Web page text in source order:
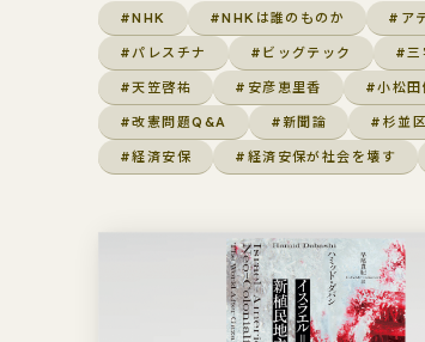
#NHK #NHKは誰のものか #ア
#パレスチナ #ビッグテック #三
#天笠啓祐 #安彦恵里香 #小松田
#改憲問題Q&A #新聞論 #杉並区
#経済安保 #経済安保が社会を壊す